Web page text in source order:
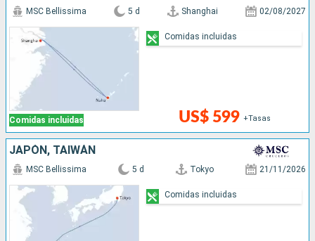
Comidas incluidas
MSC Bellissima 5 d Shanghai 02/08/2027
US$ 599 +Tasas
Comidas incluidas
JAPÓN, TAIWÁN
MSC Bellissima 5 d Tokyo 21/11/2026
Comidas incluidas